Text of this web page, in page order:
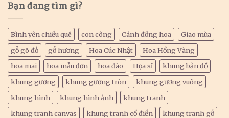
Bạn đang tìm gì?
Bình yên chiều quê con công Cánh đồng hoa
Giao mùa
gỗ gõ đỏ
gỗ hương Hoa Cúc Nhật
Hoa Hồng Vàng
hoa mai
hoa mẫu đơn hoa đào Họa sĩ
khung bản đồ
khung gương
khung gương tròn
khung gương vuông
khung hình
khung hình ảnh
khung tranh
khung tranh canvas
khung tranh cổ điển
khung tranh gỗ